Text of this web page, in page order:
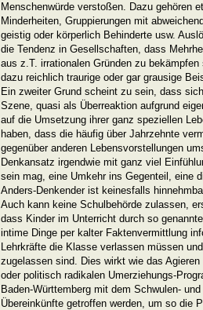
Menschenwürde verstoßen. Dazu gehören
Minderheiten, Gruppierungen mit
geistig oder körperlich Behinderte usw.
die Tendenz in Gesellschaften, dass
aus z.T. irrationalen Gründen zu
dazu reichlich traurige oder gar grausige
Ein zweiter Grund scheint zu sein, dass
Szene, quasi als Überreaktion aufgrund
auf die Umsetzung ihrer ganz speziellen
haben, dass die häufig über Jahrzehnte
gegenüber anderen Lebensvorstellungen
Denkansatz irgendwie mit ganz viel
sein mag, eine Umkehr ins Gegenteil, eine
Anders-Denkender ist keinesfalls
Auch kann keine Schulbehörde zulassen,
dass Kinder im Unterricht durch so
intime Dinge per kalter Faktenvermittlung
Lehrkräfte die Klasse verlassen müssen
zugelassen sind. Dies wirkt wie das
oder politisch radikalen Umerziehungs-
Baden-Württemberg mit dem Schwulen-
Übereinkünfte getroffen werden, um so die